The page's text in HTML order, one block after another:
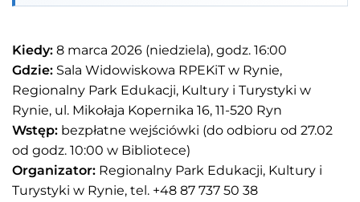
Kiedy: 8 marca 2026 (niedziela), godz. 16:00
Gdzie: Sala Widowiskowa RPEKiT w Rynie,
Regionalny Park Edukacji, Kultury i Turystyki w
Rynie, ul. Mikołaja Kopernika 16, 11-520 Ryn
Wstęp: bezpłatne wejściówki (do odbioru od 27.02
od godz. 10:00 w Bibliotece)
Organizator: Regionalny Park Edukacji, Kultury i
Turystyki w Rynie, tel. +48 87 737 50 38